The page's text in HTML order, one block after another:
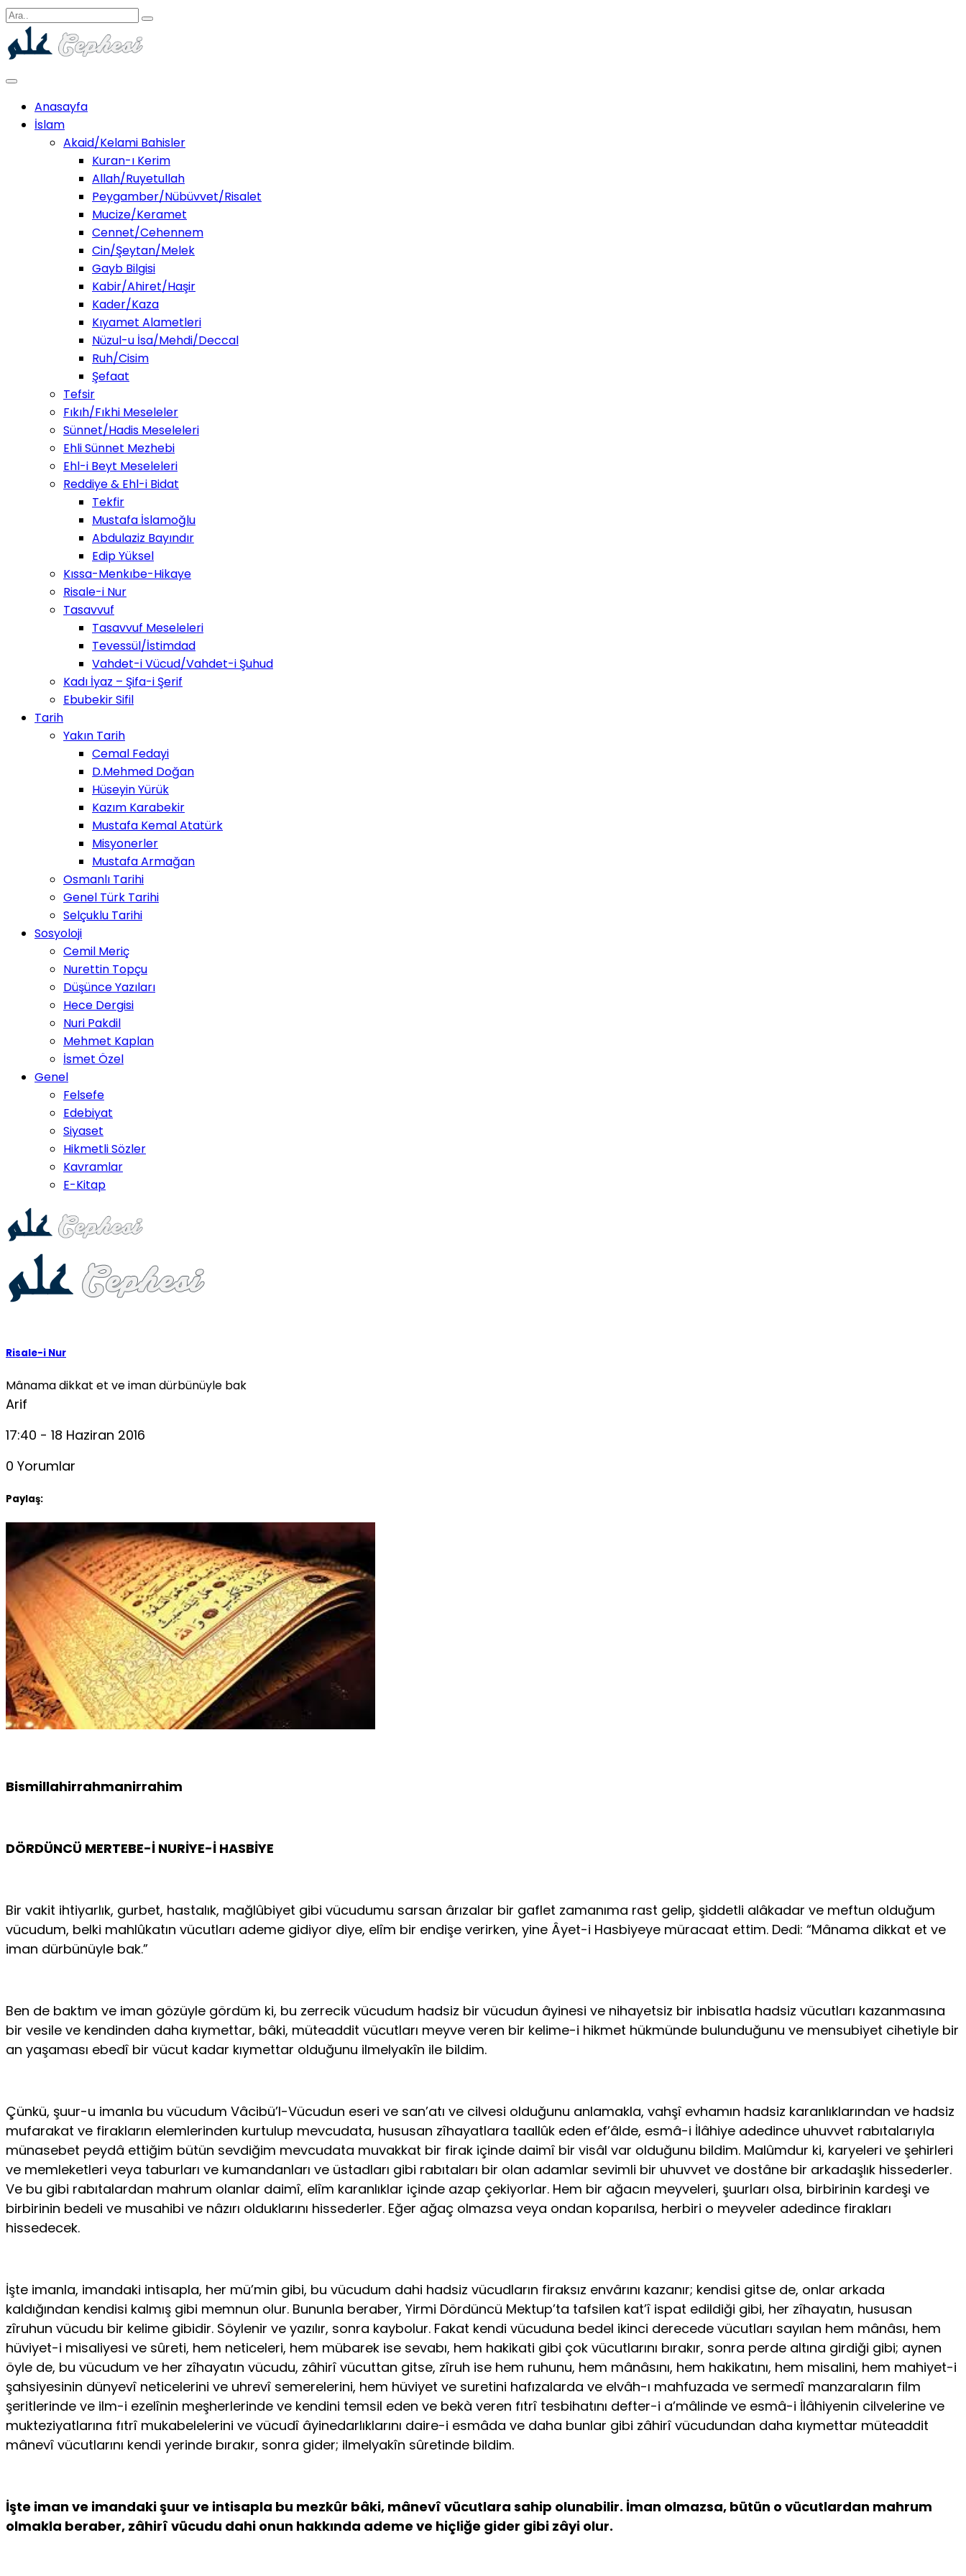
Anasayfa
İslam
Akaid/Kelami Bahisler
Kuran-ı Kerim
Allah/Ruyetullah
Peygamber/Nübüvvet/Risalet
Mucize/Keramet
Cennet/Cehennem
Cin/Şeytan/Melek
Gayb Bilgisi
Kabir/Ahiret/Haşir
Kader/Kaza
Kıyamet Alametleri
Nüzul-u İsa/Mehdi/Deccal
Ruh/Cisim
Şefaat
Tefsir
Fıkıh/Fıkhi Meseleler
Sünnet/Hadis Meseleleri
Ehli Sünnet Mezhebi
Ehl-i Beyt Meseleleri
Reddiye & Ehl-i Bidat
Tekfir
Mustafa İslamoğlu
Abdulaziz Bayındır
Edip Yüksel
Kıssa-Menkıbe-Hikaye
Risale-i Nur
Tasavvuf
Tasavvuf Meseleleri
Tevessül/İstimdad
Vahdet-i Vücud/Vahdet-i Şuhud
Kadı İyaz – Şifa-i Şerif
Ebubekir Sifil
Tarih
Yakın Tarih
Cemal Fedayi
D.Mehmed Doğan
Hüseyin Yürük
Kazım Karabekir
Mustafa Kemal Atatürk
Misyonerler
Mustafa Armağan
Osmanlı Tarihi
Genel Türk Tarihi
Selçuklu Tarihi
Sosyoloji
Cemil Meriç
Nurettin Topçu
Düşünce Yazıları
Hece Dergisi
Nuri Pakdil
Mehmet Kaplan
İsmet Özel
Genel
Felsefe
Edebiyat
Siyaset
Hikmetli Sözler
Kavramlar
E-Kitap
Risale-i Nur
Mânama dikkat et ve iman dürbünüyle bak
Arif
17:40 - 18 Haziran 2016
0 Yorumlar
Paylaş:
Bismillahirrahmanirrahim
DÖRDÜNCÜ MERTEBE-İ NURİYE-İ HASBİYE
Bir vakit ihtiyarlık, gurbet, hastalık, mağlûbiyet gibi vücudumu sarsan ârızalar bir gaflet zamanıma rast gelip, şiddetli alâkadar ve meftun olduğum
vücudum, belki mahlûkatın vücutları ademe gidiyor diye, elîm bir endişe verirken, yine Âyet-i Hasbiyeye müracaat ettim. Dedi: “Mânama dikkat et ve
iman dürbünüyle bak.”
Ben de baktım ve iman gözüyle gördüm ki, bu zerrecik vücudum hadsiz bir vücudun âyinesi ve nihayetsiz bir inbisatla hadsiz vücutları kazanmasına
bir vesile ve kendinden daha kıymettar, bâki, müteaddit vücutları meyve veren bir kelime-i hikmet hükmünde bulunduğunu ve mensubiyet cihetiyle bir
an yaşaması ebedî bir vücut kadar kıymettar olduğunu ilmelyakîn ile bildim.
Çünkü, şuur-u imanla bu vücudum Vâcibü’l-Vücudun eseri ve san’atı ve cilvesi olduğunu anlamakla, vahşî evhamın hadsiz karanlıklarından ve hadsiz
mufarakat ve firakların elemlerinden kurtulup mevcudata, hususan zîhayatlara taallûk eden ef’âlde, esmâ-i İlâhiye adedince uhuvvet rabıtalarıyla
münasebet peydâ ettiğim bütün sevdiğim mevcudata muvakkat bir firak içinde daimî bir visâl var olduğunu bildim. Malûmdur ki, karyeleri ve şehirleri
ve memleketleri veya taburları ve kumandanları ve üstadları gibi rabıtaları bir olan adamlar sevimli bir uhuvvet ve dostâne bir arkadaşlık hissederler.
Ve bu gibi rabıtalardan mahrum olanlar daimî, elîm karanlıklar içinde azap çekiyorlar. Hem bir ağacın meyveleri, şuurları olsa, birbirinin kardeşi ve
birbirinin bedeli ve musahibi ve nâzırı olduklarını hissederler. Eğer ağaç olmazsa veya ondan koparılsa, herbiri o meyveler adedince firakları
hissedecek.
İşte imanla, imandaki intisapla, her mü’min gibi, bu vücudum dahi hadsiz vücudların firaksız envârını kazanır; kendisi gitse de, onlar arkada
kaldığından kendisi kalmış gibi memnun olur. Bununla beraber, Yirmi Dördüncü Mektup’ta tafsilen kat’î ispat edildiği gibi, her zîhayatın, hususan
zîruhun vücudu bir kelime gibidir. Söylenir ve yazılır, sonra kaybolur. Fakat kendi vücuduna bedel ikinci derecede vücutları sayılan hem mânâsı, hem
hüviyet-i misaliyesi ve sûreti, hem neticeleri, hem mübarek ise sevabı, hem hakikati gibi çok vücutlarını bırakır, sonra perde altına girdiği gibi; aynen
öyle de, bu vücudum ve her zîhayatın vücudu, zâhirî vücuttan gitse, zîruh ise hem ruhunu, hem mânâsını, hem hakikatını, hem misalini, hem mahiyet-i
şahsiyesinin dünyevî neticelerini ve uhrevî semerelerini, hem hüviyet ve suretini hafızalarda ve elvâh-ı mahfuzada ve sermedî manzaraların film
şeritlerinde ve ilm-i ezelînin meşherlerinde ve kendini temsil eden ve bekà veren fıtrî tesbihatını defter-i a’mâlinde ve esmâ-i İlâhiyenin cilvelerine ve
mukteziyatlarına fıtrî mukabelelerini ve vücudî âyinedarlıklarını daire-i esmâda ve daha bunlar gibi zâhirî vücudundan daha kıymettar müteaddit
mânevî vücutlarını kendi yerinde bırakır, sonra gider; ilmelyakîn sûretinde bildim.
İşte iman ve imandaki şuur ve intisapla bu mezkûr bâki, mânevî vücutlara sahip olunabilir. İman olmazsa, bütün o vücutlardan mahrum
olmakla beraber, zâhirî vücudu dahi onun hakkında ademe ve hiçliğe gider gibi zâyi olur.